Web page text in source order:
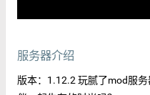
服务器介绍
版本：1.12.2 玩腻了mod服